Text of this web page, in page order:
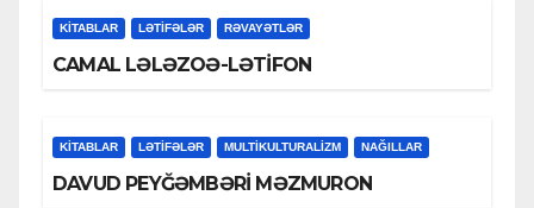
KİTABLAR LƏTIFƏLƏR RƏVAYƏTLƏR
CAMAL LƏLƏZOƏ-LƏTİFON
KİTABLAR LƏTIFƏLƏR MULTIKULTURALIZM NAĞILLAR
DAVUD PEYĞƏMBƏRİ MƏZMURON